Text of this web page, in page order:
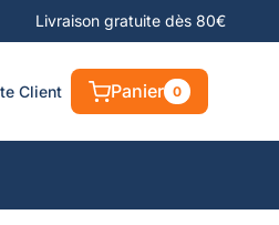
Livraison gratuite dès 80€
Client Panier 0